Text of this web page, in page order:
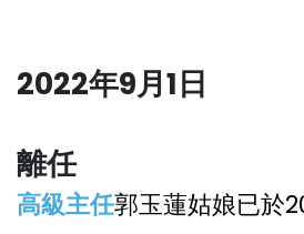
2022年9月1日
離任
高級主任郭玉蓮姑娘已於